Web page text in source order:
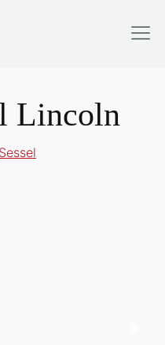
Lincoln
Sessel